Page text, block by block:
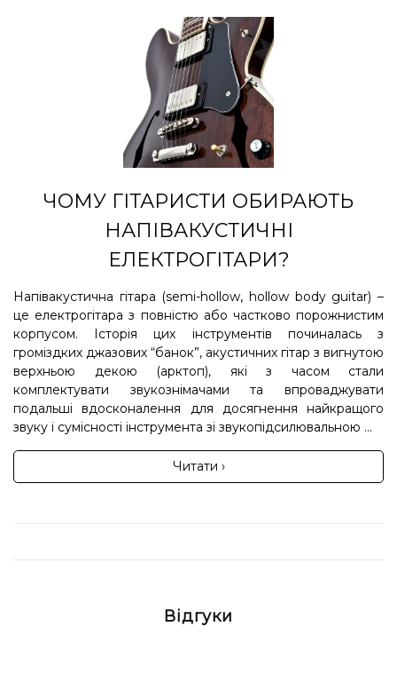
ЧОМУ ГІТАРИСТИ ОБИРАЮТЬ
НАПІВАКУСТИЧНІ
ЕЛЕКТРОГІТАРИ?
Напівакустична гітара (semi-hollow, hollow body guitar) –
це електрогітара з повністю або частково порожнистим
корпусом. Історія цих інструментів починалась з
громіздких джазових “банок”, акустичних гітар з вигнутою
верхньою декою (арктоп), які з часом стали
комплектувати звукознімачами та впроваджувати
подальші вдосконалення для досягнення найкращого
звуку і сумісності інструмента зі звукопідсилювальною ...
Читати ›
Відгуки